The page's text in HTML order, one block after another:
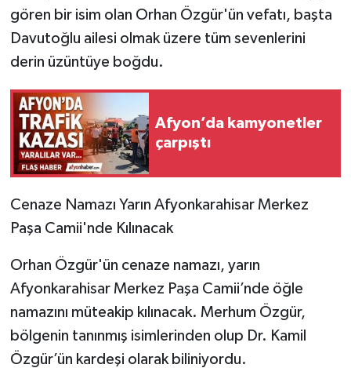
gören bir isim olan Orhan Özgür'ün vefatı, başta
Davutoğlu ailesi olmak üzere tüm sevenlerini
derin üzüntüye boğdu.
Afyon’da kamyonetler
çarpıştı
Cenaze Namazı Yarın Afyonkarahisar Merkez
Paşa Camii'nde Kılınacak
Orhan Özgür'ün cenaze namazı, yarın
Afyonkarahisar Merkez Paşa Camii’nde öğle
namazını müteakip kılınacak. Merhum Özgür,
bölgenin tanınmış isimlerinden olup Dr. Kamil
Özgür’ün kardeşi olarak biliniyordu.